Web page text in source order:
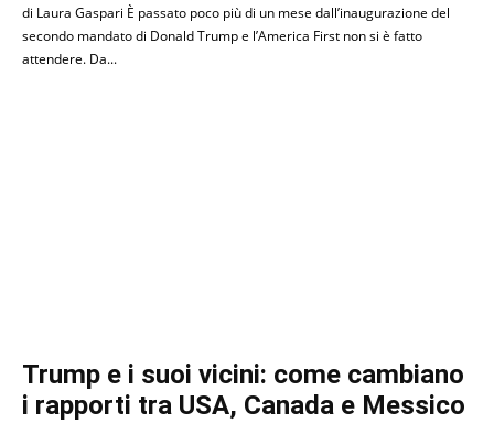
di Laura Gaspari È passato poco più di un mese dall’inaugurazione del
secondo mandato di Donald Trump e l’America First non si è fatto
attendere. Da...
Trump e i suoi vicini: come cambiano
i rapporti tra USA, Canada e Messico